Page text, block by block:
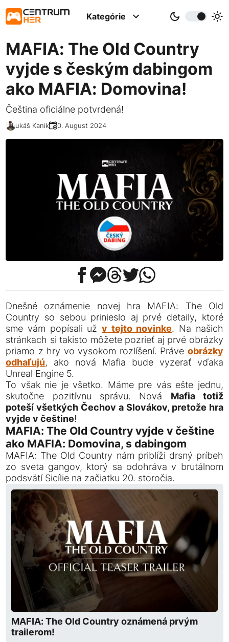
Kategórie
MAFIA: The Old Country
vyjde s českým dabingom
ako MAFIA: Domovina!
Čeština oficiálne potvrdená!
Lukáš Kanik 20. August 2024
Dnešné oznámenie novej hra MAFIA: The Old
Country so sebou prinieslo aj prvé detaily, ktoré
sme vám popísali už v tejto novinke. Na našich
stránkach si takisto môžete pozrieť aj prvé obrázky
priamo z hry vo vysokom rozlíšení. Práve obrázky
odhaľujú, ako nová Mafia bude vyzerať vďaka
Unreal Engine 5.
To však nie je všetko. Máme pre vás ešte jednu,
skutočne pozitívnu správu. Nová Mafia totiž
poteší všetkých Čechov a Slovákov, pretože hra
vyjde v češtine!
MAFIA: The Old Country vyjde v češtine
ako MAFIA: Domovina, s dabingom
MAFIA: The Old Country nám priblíži drsný príbeh
zo sveta gangov, ktorý sa odohráva v brutálnom
podsvätí Sicílie na začiatku 20. storočia.
MAFIA: The Old Country oznámená prvým
trailerom!